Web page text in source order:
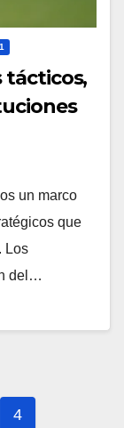
tácticos,
un marco
que
Los
del…
4